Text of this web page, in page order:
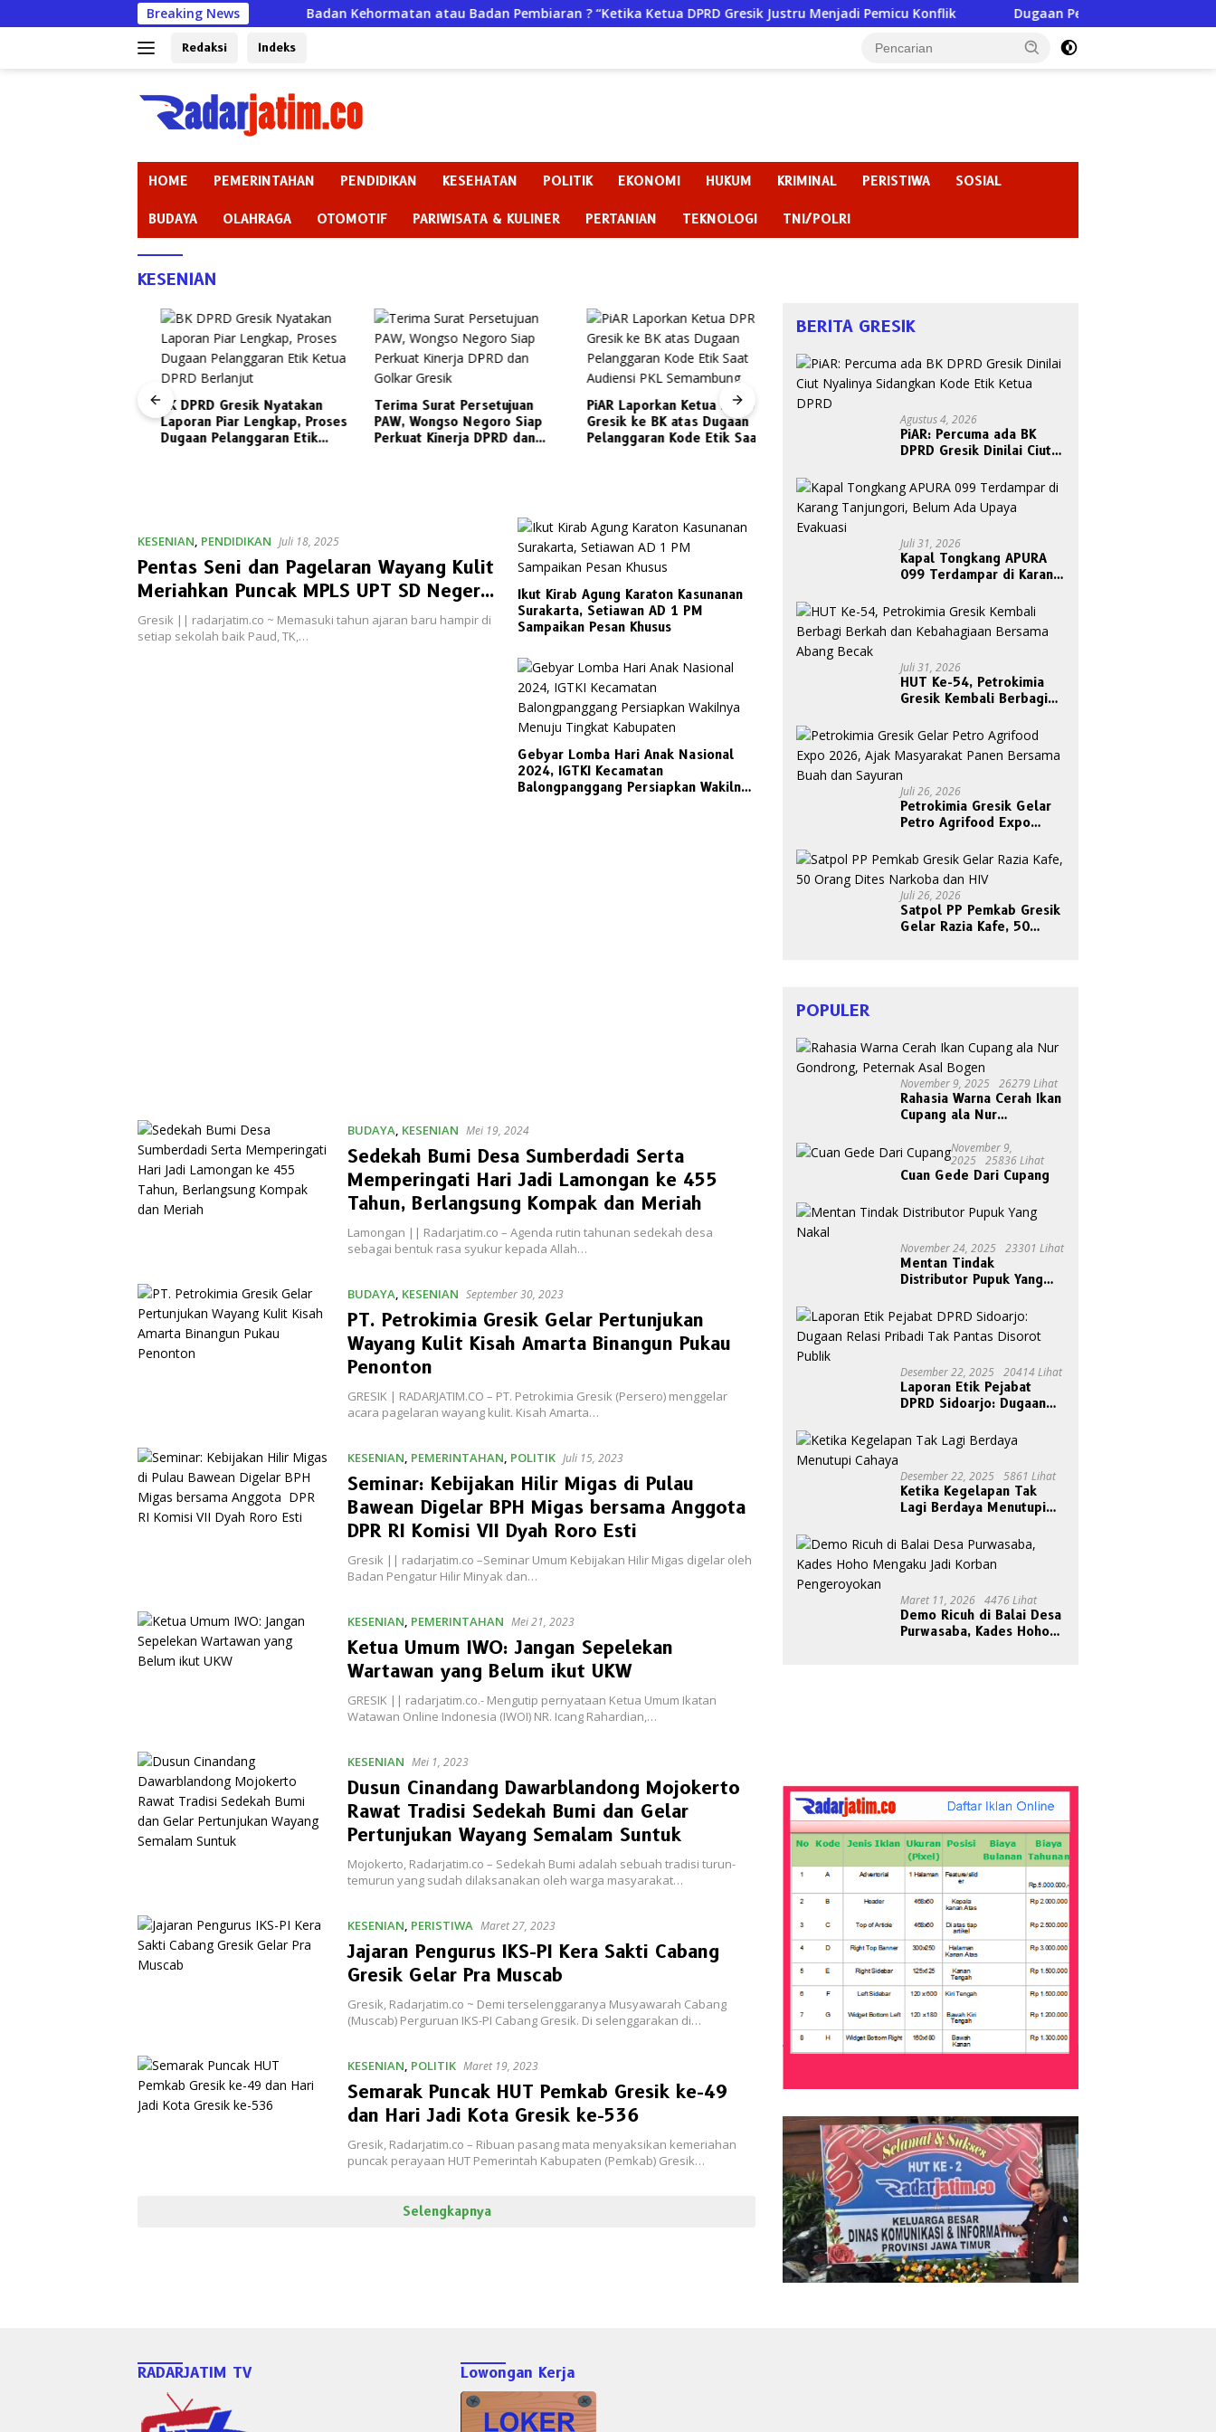
ke
Breaking NewsBadan Kehormatan atau Badan Pembiaran ? “Ketika Ketua DPRD Gresik Justru Menjadi Pemicu Konflik Dugaan Perundungan di SMPN 3 Gondang
Redaksi Indeks
HOME PEMERINTAHAN PENDIDIKAN KESEHATAN POLITIK EKONOMI HUKUM KRIMINAL PERISTIWA SOSIAL
BUDAYA OLAHRAGA OTOMOTIF PARIWISATA & KULINER PERTANIAN TEKNOLOGI TNI/POLRI
KESENIAN
BK DPRD Gresik Nyatakan
Laporan Piar Lengkap, Proses
Dugaan Pelanggaran Etik
Terima Surat Persetujuan
PAW, Wongso Negoro Siap
Perkuat Kinerja DPRD dan
PiAR Laporkan Ketua DPRD
Gresik ke BK atas Dugaan
Pelanggaran Kode Etik Saat
Tagih Janji Politik Bupati
Gresik untuk Penyediaan
Transportasi Laut Layak
Untuk Warga Bawean
Resmi Raih Nomor Urut 1
dalam Pilkades Kletek 2026
KESENIAN, PENDIDIKAN Juli 18, 2025
Pentas Seni dan Pagelaran Wayang Kulit
Meriahkan Puncak MPLS UPT SD Negeri
123 Gresik
Gresik || radarjatim.co ~ Memasuki tahun ajaran baru hampir di
setiap sekolah baik Paud, TK,…
Ikut Kirab Agung Karaton Kasunanan
Surakarta, Setiawan AD 1 PM
Sampaikan Pesan Khusus
Gebyar Lomba Hari Anak Nasional
2024, IGTKI Kecamatan
Balongpanggang Persiapkan Wakilnya
BUDAYA, KESENIAN Mei 19, 2024
Sedekah Bumi Desa Sumberdadi Serta
Memperingati Hari Jadi Lamongan ke 455
Tahun, Berlangsung Kompak dan Meriah
Lamongan || Radarjatim.co – Agenda rutin tahunan sedekah desa
sebagai bentuk rasa syukur kepada Allah…
BUDAYA, KESENIAN September 30, 2023
PT. Petrokimia Gresik Gelar Pertunjukan
Wayang Kulit Kisah Amarta Binangun Pukau
Penonton
GRESIK | RADARJATIM.CO – PT. Petrokimia Gresik (Persero) menggelar
acara pagelaran wayang kulit. Kisah Amarta…
KESENIAN, PEMERINTAHAN, POLITIK Juli 15, 2023
Seminar: Kebijakan Hilir Migas di Pulau
Bawean Digelar BPH Migas bersama Anggota
DPR RI Komisi VII Dyah Roro Esti
Gresik || radarjatim.co –Seminar Umum Kebijakan Hilir Migas digelar oleh
Badan Pengatur Hilir Minyak dan…
KESENIAN, PEMERINTAHAN Mei 21, 2023
Ketua Umum IWO: Jangan Sepelekan
Wartawan yang Belum ikut UKW
GRESIK || radarjatim.co.- Mengutip pernyataan Ketua Umum Ikatan
Watawan Online Indonesia (IWOI) NR. Icang Rahardian,…
KESENIAN Mei 1, 2023
Dusun Cinandang Dawarblandong Mojokerto
Rawat Tradisi Sedekah Bumi dan Gelar
Pertunjukan Wayang Semalam Suntuk
Mojokerto, Radarjatim.co – Sedekah Bumi adalah sebuah tradisi turun-
temurun yang sudah dilaksanakan oleh warga masyarakat…
KESENIAN, PERISTIWA Maret 27, 2023
Jajaran Pengurus IKS-PI Kera Sakti Cabang
Gresik Gelar Pra Muscab
Gresik, Radarjatim.co ~ Demi terselenggaranya Musyawarah Cabang
(Muscab) Perguruan IKS-PI Cabang Gresik. Di selenggarakan di…
KESENIAN, POLITIK Maret 19, 2023
Semarak Puncak HUT Pemkab Gresik ke-49
dan Hari Jadi Kota Gresik ke-536
Gresik, Radarjatim.co – Ribuan pasang mata menyaksikan kemeriahan
puncak perayaan HUT Pemerintah Kabupaten (Pemkab) Gresik…
Selengkapnya
BERITA GRESIK
Agustus 4, 2026
PiAR: Percuma ada BK
DPRD Gresik Dinilai Ciut
Etik Ketua DPRD
Juli 31, 2026
Kapal Tongkang APURA
099 Terdampar di Karang
Upaya Evakuasi
Juli 31, 2026
HUT Ke-54, Petrokimia
Gresik Kembali Berbagi
Bersama Abang Becak
Juli 26, 2026
Petrokimia Gresik Gelar
Petro Agrifood Expo
Panen Bersama Buah dan
Sayuran
Juli 26, 2026
Satpol PP Pemkab Gresik
Gelar Razia Kafe, 50
POPULER
November 9, 2025 26279 Lihat
Rahasia Warna Cerah Ikan
Cupang ala Nur
Bogen
November 9,
2025
25836 Lihat
Cuan Gede Dari Cupang
November 24, 2025 23301 Lihat
Mentan Tindak
Distributor Pupuk Yang
Desember 22, 2025 20414 Lihat
Laporan Etik Pejabat
DPRD Sidoarjo: Dugaan
Disorot Publik
Desember 22, 2025 5861 Lihat
Ketika Kegelapan Tak
Lagi Berdaya Menutupi
Maret 11, 2026 4476 Lihat
Demo Ricuh di Balai Desa
Purwasaba, Kades Hoho
RADARJATIM TV Lowongan Kerja